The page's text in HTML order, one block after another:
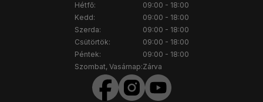
Hétfő:
Kedd:
Szerda:
Csütörtök:
Péntek:
Szombat, Vasárnap:
09:00 - 18:00
09:00 - 18:00
09:00 - 18:00
09:00 - 18:00
09:00 - 18:00
Zárva